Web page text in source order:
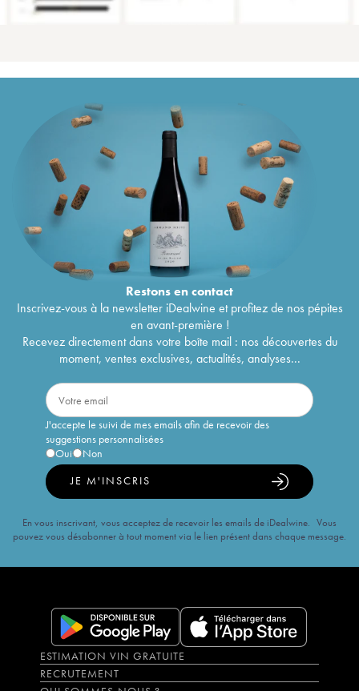
Restons encontact
Inscrivez-vous à la newsletter iDealwine et profitez de nos pépites
en avant-première !
Recevez directement dans votre boîte mail : nos découvertes du
moment, ventes exclusives, actualités, analyses...
J'accepte le suivi de mes emails afin de recevoir des
suggestions personnalisées
Oui
Non
JE M'INSCRIS
En vous inscrivant, vous acceptez de recevoir les emails de iDealwine. Vous
pouvez vous désabonner à tout moment via le lien présent dans chaque message.
ESTIMATION VIN GRATUITE
RECRUTEMENT